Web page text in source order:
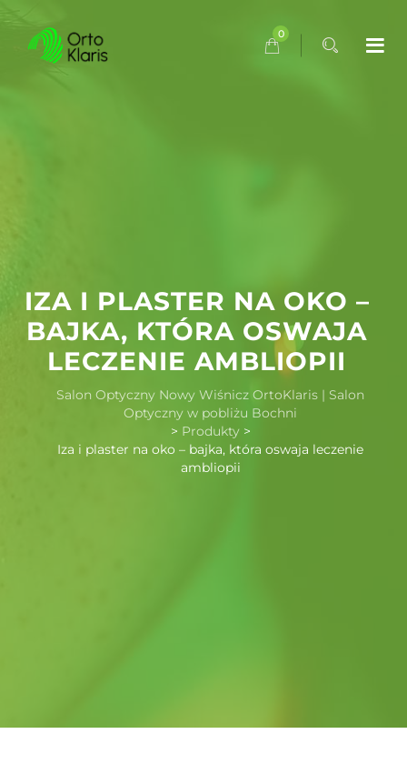
0
IZA I PLASTER NA OKO –
BAJKA, KTÓRA OSWAJA
LECZENIE AMBLIOPII
Salon Optyczny Nowy Wiśnicz OrtoKlaris | Salon
Optyczny w pobliżu Bochni
> Produkty>
Iza i plaster na oko – bajka, która oswaja leczenie
ambliopii